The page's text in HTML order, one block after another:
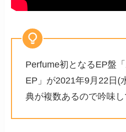
Perfume初となるEP盤
EP」が2021年9月22日(
典が複数あるので吟味し